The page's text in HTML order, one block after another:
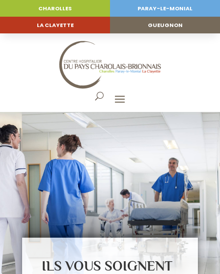
CHAROLLES PARAY-LE-MONIAL
LA CLAYETTE GUEUGNON
ILS VOUS SOIGNENT